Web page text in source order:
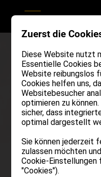
Zuerst die
Diese Website nutzt
Essentielle Cookies
Website reibungslos
Cookies helfen uns,
Websitebesucher
optimieren zu
sicher, dass
optimal dargestellt
Sie können jederzeit
zulassen möchten
Cookie-Einstellungen
"Cookies").